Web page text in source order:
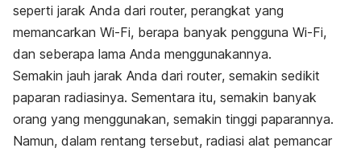
seperti jarak Anda dari router, perangkat yang
memancarkan Wi-Fi, berapa banyak pengguna Wi-Fi,
dan seberapa lama Anda menggunakannya.
Semakin jauh jarak Anda dari router, semakin sedikit
paparan radiasinya. Sementara itu, semakin banyak
orang yang menggunakan, semakin tinggi paparannya.
Namun, dalam rentang tersebut, radiasi alat pemancar